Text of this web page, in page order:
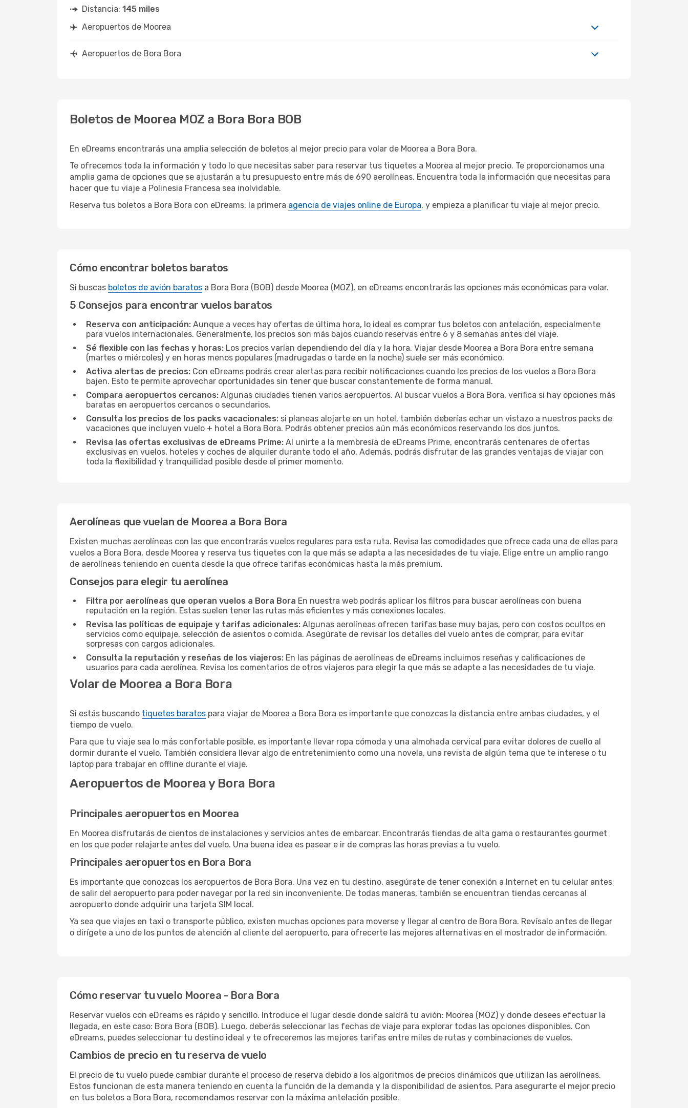
Distancia: 145 miles
Aeropuertos de Moorea
Aeropuertos de Bora Bora
Boletos de Moorea MOZ a Bora Bora BOB
En eDreams encontrarás una amplia selección de boletos al mejor precio para volar de Moorea a Bora Bora.
Te ofrecemos toda la información y todo lo que necesitas saber para reservar tus tiquetes a Moorea al mejor precio. Te proporcionamos una
amplia gama de opciones que se ajustarán a tu presupuesto entre más de 690 aerolíneas. Encuentra toda la información que necesitas para
hacer que tu viaje a Polinesia Francesa sea inolvidable.
Reserva tus boletos a Bora Bora con eDreams, la primera agencia de viajes online de Europa, y empieza a planificar tu viaje al mejor precio.
Cómo encontrar boletos baratos
Si buscas boletos de avión baratos a Bora Bora (BOB) desde Moorea (MOZ), en eDreams encontrarás las opciones más económicas para volar.
5 Consejos para encontrar vuelos baratos
Reserva con anticipación: Aunque a veces hay ofertas de última hora, lo ideal es comprar tus boletos con antelación, especialmente
para vuelos internacionales. Generalmente, los precios son más bajos cuando reservas entre 6 y 8 semanas antes del viaje.
Sé flexible con las fechas y horas: Los precios varían dependiendo del día y la hora. Viajar desde Moorea a Bora Bora entre semana
(martes o miércoles) y en horas menos populares (madrugadas o tarde en la noche) suele ser más económico.
Activa alertas de precios: Con eDreams podrás crear alertas para recibir notificaciones cuando los precios de los vuelos a Bora Bora
bajen. Esto te permite aprovechar oportunidades sin tener que buscar constantemente de forma manual.
Compara aeropuertos cercanos: Algunas ciudades tienen varios aeropuertos. Al buscar vuelos a Bora Bora, verifica si hay opciones más
baratas en aeropuertos cercanos o secundarios.
Consulta los precios de los packs vacacionales: si planeas alojarte en un hotel, también deberías echar un vistazo a nuestros packs de
vacaciones que incluyen vuelo + hotel a Bora Bora. Podrás obtener precios aún más económicos reservando los dos juntos.
Revisa las ofertas exclusivas de eDreams Prime: Al unirte a la membresía de eDreams Prime, encontrarás centenares de ofertas
exclusivas en vuelos, hoteles y coches de alquiler durante todo el año. Además, podrás disfrutar de las grandes ventajas de viajar con
toda la flexibilidad y tranquilidad posible desde el primer momento.
Aerolíneas que vuelan de Moorea a Bora Bora
Existen muchas aerolíneas con las que encontrarás vuelos regulares para esta ruta. Revisa las comodidades que ofrece cada una de ellas para
vuelos a Bora Bora, desde Moorea y reserva tus tiquetes con la que más se adapta a las necesidades de tu viaje. Elige entre un amplio rango
de aerolíneas teniendo en cuenta desde la que ofrece tarifas económicas hasta la más premium.
Consejos para elegir tu aerolínea
Filtra por aerolíneas que operan vuelos a Bora Bora En nuestra web podrás aplicar los filtros para buscar aerolíneas con buena
reputación en la región. Estas suelen tener las rutas más eficientes y más conexiones locales.
Revisa las políticas de equipaje y tarifas adicionales: Algunas aerolíneas ofrecen tarifas base muy bajas, pero con costos ocultos en
servicios como equipaje, selección de asientos o comida. Asegúrate de revisar los detalles del vuelo antes de comprar, para evitar
sorpresas con cargos adicionales.
Consulta la reputación y reseñas de los viajeros: En las páginas de aerolíneas de eDreams incluimos reseñas y calificaciones de
usuarios para cada aerolínea. Revisa los comentarios de otros viajeros para elegir la que más se adapte a las necesidades de tu viaje.
Volar de Moorea a Bora Bora
Si estás buscando tiquetes baratos para viajar de Moorea a Bora Bora es importante que conozcas la distancia entre ambas ciudades, y el
tiempo de vuelo.
Para que tu viaje sea lo más confortable posible, es importante llevar ropa cómoda y una almohada cervical para evitar dolores de cuello al
dormir durante el vuelo. También considera llevar algo de entretenimiento como una novela, una revista de algún tema que te interese o tu
laptop para trabajar en offline durante el viaje.
Aeropuertos de Moorea y Bora Bora
Principales aeropuertos en Moorea
En Moorea disfrutarás de cientos de instalaciones y servicios antes de embarcar. Encontrarás tiendas de alta gama o restaurantes gourmet
en los que poder relajarte antes del vuelo. Una buena idea es pasear e ir de compras las horas previas a tu vuelo.
Principales aeropuertos en Bora Bora
Es importante que conozcas los aeropuertos de Bora Bora. Una vez en tu destino, asegúrate de tener conexión a Internet en tu celular antes
de salir del aeropuerto para poder navegar por la red sin inconveniente. De todas maneras, también se encuentran tiendas cercanas al
aeropuerto donde adquirir una tarjeta SIM local.
Ya sea que viajes en taxi o transporte público, existen muchas opciones para moverse y llegar al centro de Bora Bora. Revísalo antes de llegar
o dirígete a uno de los puntos de atención al cliente del aeropuerto, para ofrecerte las mejores alternativas en el mostrador de información.
Cómo reservar tu vuelo Moorea - Bora Bora
Reservar vuelos con eDreams es rápido y sencillo. Introduce el lugar desde donde saldrá tu avión: Moorea (MOZ) y donde desees efectuar la
llegada, en este caso: Bora Bora (BOB). Luego, deberás seleccionar las fechas de viaje para explorar todas las opciones disponibles. Con
eDreams, puedes seleccionar tu destino ideal y te ofreceremos las mejores tarifas entre miles de rutas y combinaciones de vuelos.
Cambios de precio en tu reserva de vuelo
El precio de tu vuelo puede cambiar durante el proceso de reserva debido a los algoritmos de precios dinámicos que utilizan las aerolíneas.
Estos funcionan de esta manera teniendo en cuenta la función de la demanda y la disponibilidad de asientos. Para asegurarte el mejor precio
en tus boletos a Bora Bora, recomendamos reservar con la máxima antelación posible.